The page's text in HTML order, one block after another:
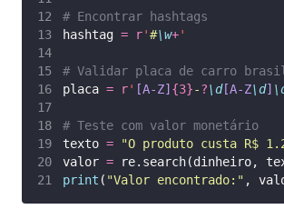
# Encontrar hashtags
hashtag = r'#\w+'
# Validar placa de carro
placa = r' [A-Z] {3}-?\d[A-Z\d]
# Teste com valor monetário
texto = "O produto custa R$
valor = re.search(dinheiro,
print ( "Valor encontrado: " ,